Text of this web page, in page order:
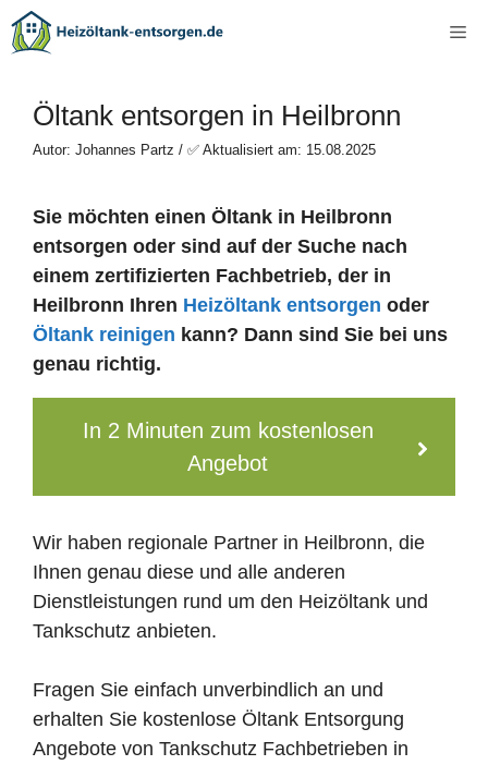
Zum
Inhalt
Öltank entsorgen in Heilbronn
Autor: Johannes Partz / ✅ Aktualisiert am: 15.08.2025
Sie möchten einen Öltank in Heilbronn
entsorgen oder sind auf der Suche nach
einem zertifizierten Fachbetrieb, der in
Heilbronn Ihren Heizöltank entsorgen oder
Öltank reinigen kann? Dann sind Sie bei uns
genau richtig.
In 2 Minuten zum kostenlosen
Angebot
Wir haben regionale Partner in Heilbronn, die
Ihnen genau diese und alle anderen
Dienstleistungen rund um den Heizöltank und
Tankschutz anbieten.
Fragen Sie einfach unverbindlich an und
erhalten Sie kostenlose Öltank Entsorgung
Angebote von Tankschutz Fachbetrieben in